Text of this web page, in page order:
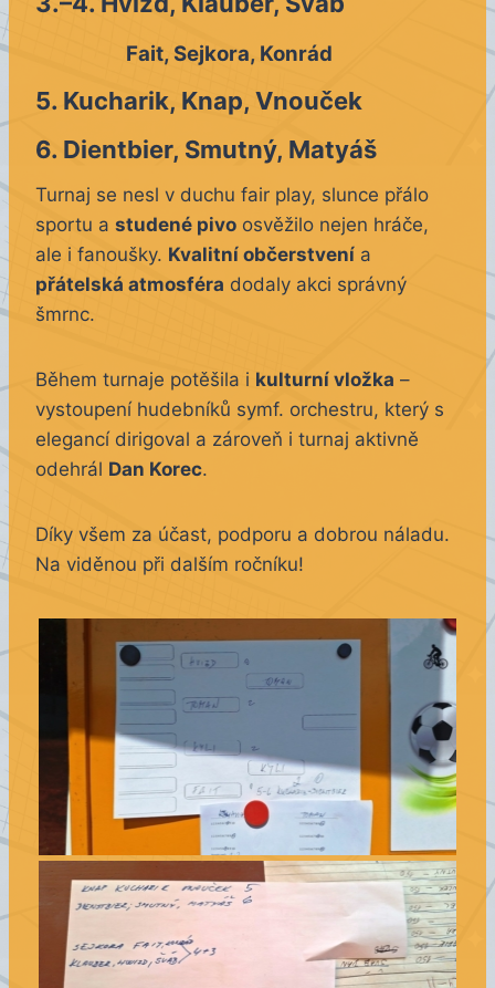
Fait, Sejkora, Konrád
5. Kucharik, Knap, Vnouček
6. Dientbier, Smutný, Matyáš
Turnaj se nesl v duchu fair play, slunce přálo
sportu a studené pivo osvěžilo nejen hráče,
ale i fanoušky. Kvalitní občerstvení a
přátelská atmosféra dodaly akci správný
šmrnc.
Během turnaje potěšila i kulturní vložka –
vystoupení hudebníků symf. orchestru, který s
elegancí dirigoval a zároveň i turnaj aktivně
odehrál Dan Korec.
Díky všem za účast, podporu a dobrou náladu.
Na viděnou při dalším ročníku!